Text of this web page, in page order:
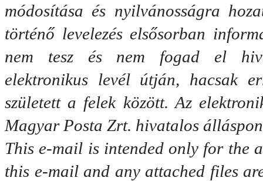
módosítása és nyilvánosságra
történő levelezés elsősorban
nem tesz és nem fogad el
elektronikus levél útján, hacsak
született a felek között. Az
Magyar Posta Zrt. hivatalos
This e-mail is intended only for the
this e-mail and any attached files